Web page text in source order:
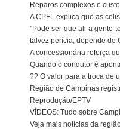
Reparos complexos e
A CPFL explica que as
"Pode ser que ali a gente
talvez perícia, depende de
A concessionária reforça
Quando o condutor é
?? O valor para a troca de
Região de Campinas
Reprodução/EPTV
VÍDEOS: Tudo sobre
Veja mais notícias da